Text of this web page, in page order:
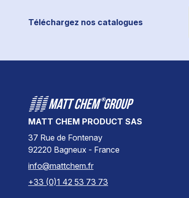
Téléchargez nos catalogues
MATT CHEM PRODUCT SAS
37 Rue de Fontenay
92220 Bagneux - France
info@mattchem.fr
+33 (0)1 42 53 73 73